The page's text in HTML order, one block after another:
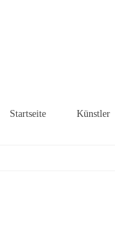
Startseite Künstler